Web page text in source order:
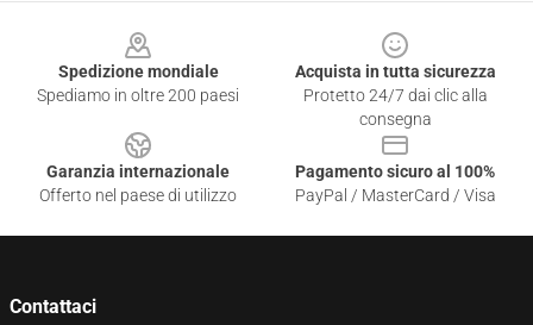
Spedizione mondiale
Spediamo in oltre 200 paesi
Acquista in tutta sicurezza
Protetto 24/7 dai clic alla
consegna
Garanzia internazionale
Offerto nel paese di utilizzo
Pagamento sicuro al 100%
PayPal / MasterCard / Visa
Contattaci